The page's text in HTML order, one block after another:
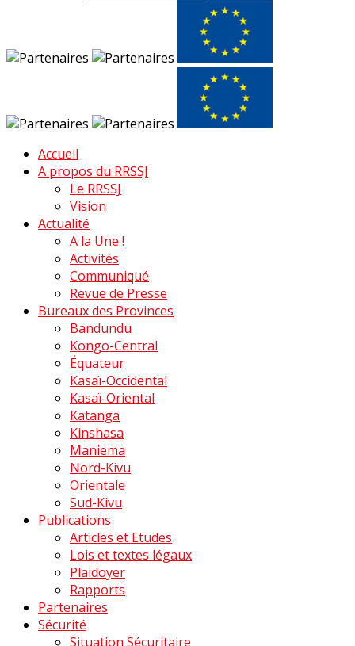
Accueil
A propos du RRSSJ
Le RRSSJ
Vision
Actualité
A la Une !
Activités
Communiqué
Revue de Presse
Bureaux des Provinces
Bandundu
Kongo-Central
Équateur
Kasaï-Occidental
Kasaï-Oriental
Katanga
Kinshasa
Maniema
Nord-Kivu
Orientale
Sud-Kivu
Publications
Articles et Etudes
Lois et textes légaux
Plaidoyer
Rapports
Partenaires
Sécurité
Situation Sécuritaire